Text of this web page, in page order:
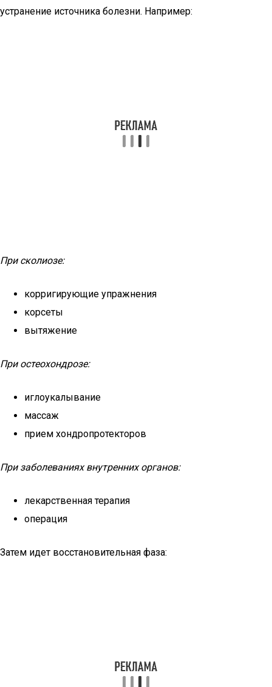
устранение источника болезни. Например:
При сколиозе:
корригирующие упражнения
корсеты
вытяжение
При остеохондрозе:
иглоукалывание
массаж
прием хондропротекторов
При заболеваниях внутренних органов:
лекарственная терапия
операция
Затем идет восстановительная фаза: